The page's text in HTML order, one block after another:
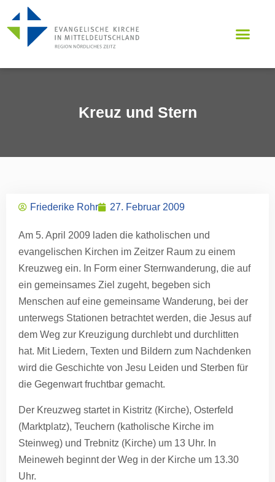
Kreuz und Stern
Friederike Rohr 27. Februar 2009
Am 5. April 2009 laden die katholischen und
evangelischen Kirchen im Zeitzer Raum zu einem
Kreuzweg ein. In Form einer Sternwanderung, die auf
ein gemeinsames Ziel zugeht, begeben sich
Menschen auf eine gemeinsame Wanderung, bei der
unterwegs Stationen betrachtet werden, die Jesus auf
dem Weg zur Kreuzigung durchlebt und durchlitten
hat. Mit Liedern, Texten und Bildern zum Nachdenken
wird die Geschichte von Jesu Leiden und Sterben für
die Gegenwart fruchtbar gemacht.
Der Kreuzweg startet in Kistritz (Kirche), Osterfeld
(Marktplatz), Teuchern (katholische Kirche im
Steinweg) und Trebnitz (Kirche) um 13 Uhr. In
Meineweh beginnt der Weg in der Kirche um 13.30
Uhr.